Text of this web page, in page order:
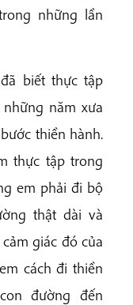
những lần
biết thực tập
năm xưa
thiền hành.
thực tập trong
em phải đi bộ
thật dài và
giác đó của
cách đi thiền
đường đến